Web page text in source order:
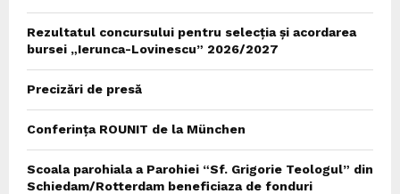
Rezultatul concursului pentru selecția și acordarea
bursei „Ierunca-Lovinescu” 2026/2027
Precizări de presă
Conferința ROUNIT de la München
Scoala parohiala a Parohiei “Sf. Grigorie Teologul” din
Schiedam/Rotterdam beneficiaza de fonduri